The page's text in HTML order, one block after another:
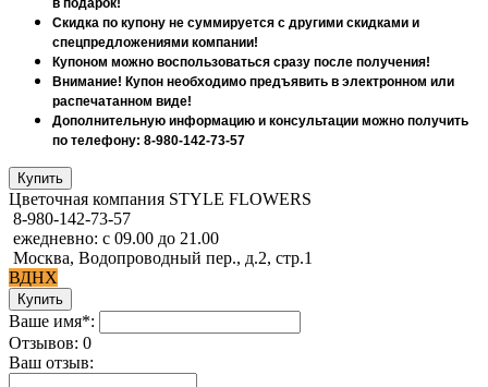
в подарок!
Скидка по купону не суммируется с другими скидками и
спецпредложениями компании!
Купоном можно воспользоваться сразу после получения!
Внимание! Купон необходимо предъявить в электронном или
распечатанном виде!
Дополнительную информацию и консультации можно получить
по телефону: 8-980-142-73-57
Цветочная компания STYLE FLOWERS
8-980-142-73-57
ежедневно: с 09.00 до 21.00
Москва, Водопроводный пер., д.2, стр.1
ВДНХ
Ваше имя*:
Отзывов: 0
Ваш отзыв: